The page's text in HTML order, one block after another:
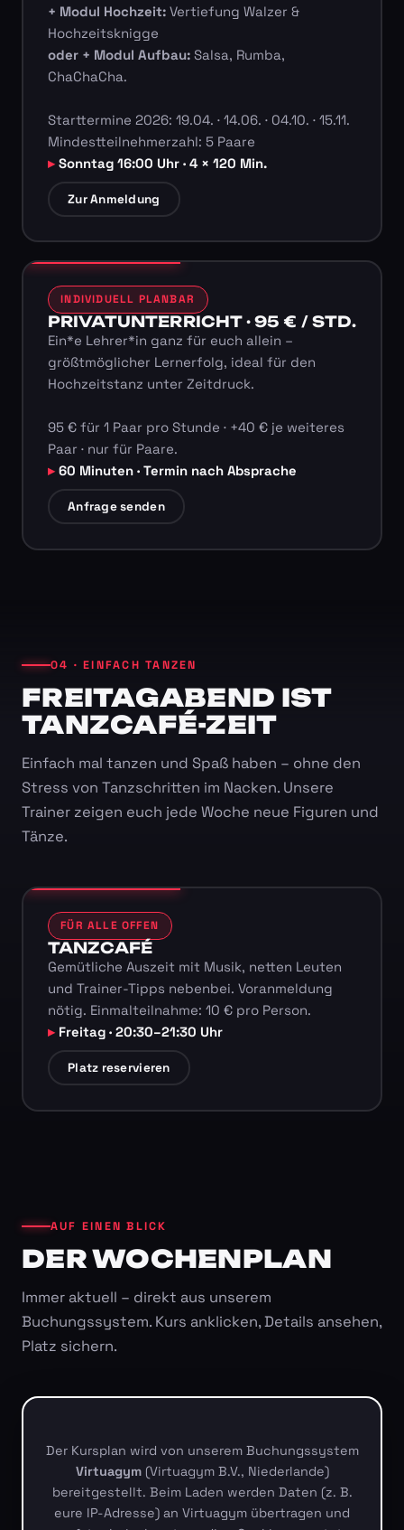
+ Modul Hochzeit:Vertiefung Walzer &
Hochzeitsknigge
oder + Modul Aufbau:Salsa, Rumba,
ChaChaCha.
Starttermine 2026: 19.04. · 14.06. · 04.10. · 15.11.
Mindestteilnehmerzahl: 5 Paare
Sonntag 16:00 Uhr · 4 × 120 Min.
Zur Anmeldung
INDIVIDUELL PLANBAR
PRIVATUNTERRICHT · 95 € / STD.
Ein*e Lehrer*in ganz für euch allein –
größtmöglicher Lernerfolg, ideal für den
Hochzeitstanz unter Zeitdruck.
95 € für 1 Paar pro Stunde · +40 € je weiteres
Paar · nur für Paare.
60 Minuten · Termin nach Absprache
Anfrage senden
04 · EINFACH TANZEN
FREITAGABEND IST
TANZCAFÉ-ZEIT
Einfach mal tanzen und Spaß haben – ohne den
Stress von Tanzschritten im Nacken. Unsere
Trainer zeigen euch jede Woche neue Figuren und
Tänze.
FÜR ALLE OFFEN
TANZCAFÉ
Gemütliche Auszeit mit Musik, netten Leuten
und Trainer-Tipps nebenbei. Voranmeldung
nötig. Einmalteilnahme: 10 € pro Person.
Freitag · 20:30–21:30 Uhr
Platz reservieren
AUF EINEN BLICK
DER WOCHENPLAN
Immer aktuell – direkt aus unserem
Buchungssystem. Kurs anklicken, Details ansehen,
Platz sichern.
Der Kursplan wird von unserem Buchungssystem
Virtuagym(Virtuagym B.V., Niederlande)
bereitgestellt. Beim Laden werden Daten (z. B.
eure IP-Adresse) an Virtuagym übertragen und